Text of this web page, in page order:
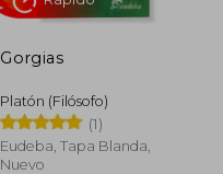
Gorgias
Platón (Filósofo)
(1)
Eudeba, Tapa Blanda,
Nuevo